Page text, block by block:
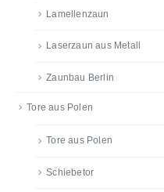
Lamellenzaun
Laserzaun aus Metall
Zaunbau Berlin
Tore aus Polen
Tore aus Polen
Schiebetor